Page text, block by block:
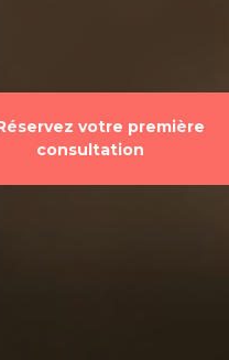
votre première
consultation